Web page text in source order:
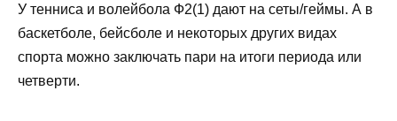
У тенниса и волейбола Ф2(1) дают на сеты/геймы. А в
баскетболе, бейсболе и некоторых других видах
спорта можно заключать пари на итоги периода или
четверти.